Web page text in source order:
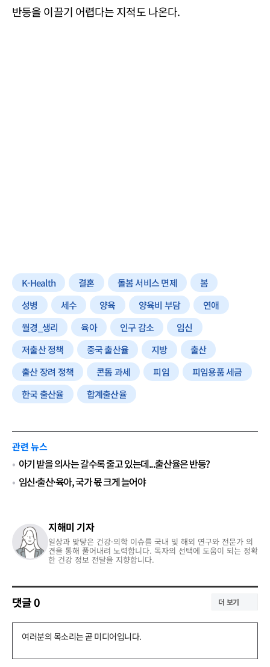
반등을 이끌기 어렵다는 지적도 나온다.
K-Health 결혼 돌봄 서비스 면제
봄
성병
세수 양육 양육비 부담
연애
월경_생리
육아 인구 감소
임신
저출산 정책
중국 출산율 지방
출산
출산 장려 정책
콘돔 과세 피임
피임용품 세금
한국 출산율
합계출산율
관련 뉴스
아기 받을 의사는 갈수록 줄고 있는데...출산율은 반등?
임신·출산·육아, 국가 몫 크게 늘어야
지해미 기자
일상과 맞닿은 건강·의학 이슈를 국내 및 해외 연구와 전문가 의
견을 통해 풀어내려 노력합니다. 독자의 선택에 도움이 되는 정확
한 건강 정보 전달을 지향합니다.
댓글0 더 보기
댓